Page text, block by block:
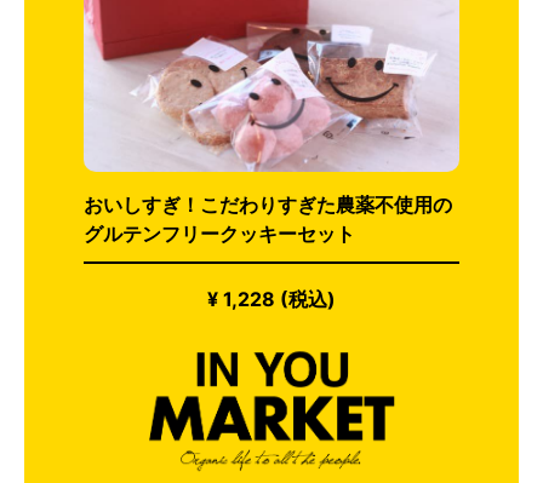
おいしすぎ！こだわりすぎた農薬不使用の
グルテンフリークッキーセット
¥ 1,228 (税込)